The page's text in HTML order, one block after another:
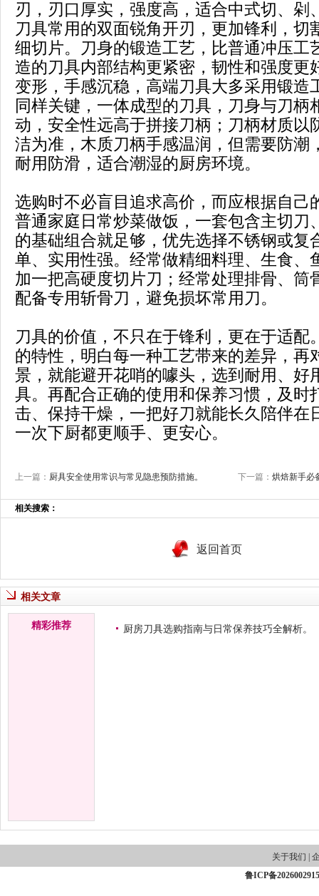
刃，刃口厚实，强度高，适合中式切、剁
刀具常用的双面锐角开刃，更加锋利，切
细切片。刀身的锻造工艺，比普通冲压工
造的刀具内部结构更紧密，韧性和强度更
变形，手感沉稳，高端刀具大多采用锻造
同样关键，一体成型的刀具，刀身与刀柄
动，安全性远高于拼接刀柄；刀柄材质以
洁为准，木质刀柄手感温润，但需要防潮
耐用防滑，适合潮湿的厨房环境。
选购时不必盲目追求高价，而应根据自己
普通家庭日常炒菜做饭，一套包含主切刀
的基础组合就足够，优先选择不锈钢或复
单、实用性强。经常做精细料理、生食、
加一把高硬度切片刀；经常处理排骨、筒
配备专用斩骨刀，避免损坏常用刀。
刀具的价值，不只在于锋利，更在于适配
的特性，明白每一种工艺带来的差异，再
景，就能避开花哨的噱头，选到耐用、好
具。再配合正确的使用和保养习惯，及时
击、保持干燥，一把好刀就能长久陪伴在
一次下厨都更顺手、更安心。
上一篇： 厨具安全使用常识与常见隐患预防措施。 下一篇： 烘焙新手必
相关搜索：
返回首页
相关文章
精彩推荐 厨房刀具选购指南与日常保养技巧全解析。
关于我们
鲁ICP备